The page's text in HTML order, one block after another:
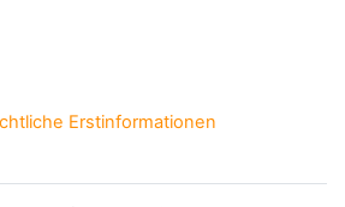
Erstinformationen